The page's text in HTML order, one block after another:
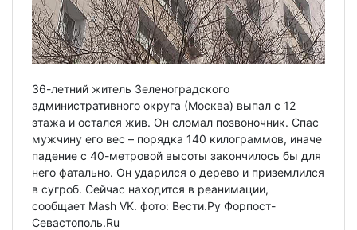
36-летний житель Зеленоградского
административного округа (Москва) выпал с 12
этажа и остался жив. Он сломал позвоночник. Спас
мужчину его вес – порядка 140 килограммов, иначе
падение с 40-метровой высоты закончилось бы для
него фатально. Он ударился о дерево и приземлился
в сугроб. Сейчас находится в реанимации,
сообщает Mash VK. фото: Вести.Ру Форпост-
Севастополь.Ru